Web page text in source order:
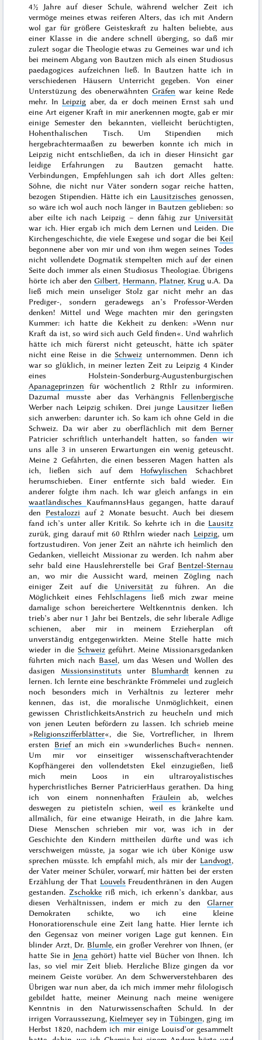
4½ Jahre auf dieser Schule, während welcher Zeit ich
vermöge meines etwas reiferen Alters, das ich mit Andern
wol gar für größere Geisteskraft zu halten beliebte, aus
einer Klasse in die andere schnell überging, so daß mir
zulezt sogar die Theologie etwas zu Gemeines war und ich
bei meinem Abgang von Bautzen mich als einen Studiosus
paedagogices aufzeichnen ließ. In Bautzen hatte ich in
verschiedenen Häusern Unterricht gegeben. Von einer
Unterstüzung des obenerwähnten Gräfen war keine Rede
mehr. In Leipzig aber, da er doch meinen Ernst sah und
eine Art eigener Kraft in mir anerkennen mogte, gab er mir
einige Semester den bekannten, vielleicht berüchtigten,
Hohenthalischen Tisch. Um Stipendien mich
hergebrachtermaaßen zu bewerben konnte ich mich in
Leipzig nicht entschließen, da ich in dieser Hinsicht gar
leidige Erfahrungen zu Bautzen gemacht hatte.
Verbindungen, Empfehlungen sah ich dort Alles gelten:
Söhne, die nicht nur Väter sondern sogar reiche hatten,
bezogen Stipendien. Hätte ich ein Lausitzisches genossen,
so wäre ich wol auch noch länger in Bautzen geblieben: so
aber eilte ich nach Leipzig – denn fähig zur Universität
war ich. Hier ergab ich mich dem Lernen und Leiden. Die
Kirchengeschichte, die viele Exegese und sogar die bei Keil
begonnene aber von mir und von ihm wegen seines Todes
nicht vollendete Dogmatik stempelten mich auf der einen
Seite doch immer als einen Studiosus Theologiae. Übrigens
hörte ich aber denGilbert, Hermann, Platner, Krug u.A. Da
ließ mich mein unseliger Stolz gar nicht mehr an das
Prediger-, sondern geradewegs an’s Professor-Werden
denken! Mittel und Wege machten mir den geringsten
Kummer: ich hatte die Kekheit zu denken: »Wenn nur
Kraft da ist, so wird sich auch Geld finden«. Und wahrlich
hätte ich mich fürerst nicht geteuscht, hätte ich später
nicht eine Reise in die Schweiz unternommen. Denn ich
war so glüklich, in meiner lezten Zeit zu Leipzig 4 Kinder
eines Holstein-Sonderburg-Augustenburgischen
Apanageprinzen für wöchentlich 2 Rthlr zu informiren.
Dazumal musste aber das Verhängnis Fellenbergische
Werber nach Leipzig schiken. Drei junge Lausitzer ließen
sich anwerben: darunter ich. So kam ich ohne Geld in die
Schweiz. Da wir aber zu oberflächlich mit dem Berner
Patricier schriftlich unterhandelt hatten, so fanden wir
uns alle 3 in unseren Erwartungen ein wenig geteuscht.
Meine 2 Gefährten, die einen besseren Magen hatten als
ich, ließen sich auf dem Hofwylischen Schachbret
herumschieben. Einer entfernte sich bald wieder. Ein
anderer folgte ihm nach. Ich war gleich anfangs in ein
waatländisches KaufmannsHaus gegangen, hatte darauf
den Pestalozzi auf 2 Monate besucht. Auch bei diesem
fand ich’s unter aller Kritik. So kehrte ich in die Lausitz
zurük, ging darauf mit 60 Rthlrn wieder nach Leipzig, um
fortzustudiren. Von jener Zeit an nährte ich heimlich den
Gedanken, vielleicht Missionar zu werden. Ich nahm aber
sehr bald eine Hauslehrerstelle bei Graf Bentzel-Sternau
an, wo mir die Aussicht ward, meinen Zögling nach
einiger Zeit auf die Universität zu führen. An die
Möglichkeit eines Fehlschlagens ließ mich zwar meine
damalige schon bereichertere Weltkenntnis denken. Ich
trieb’s aber nur 1 Jahr bei Bentzels, die sehr liberale Adlige
schienen, aber mir in meinem Erzieherplan oft
unverständig entgegenwirkten. Meine Stelle hatte mich
wieder in die Schweizgeführt. Meine Missionarsgedanken
führten mich nach Basel, um das Wesen und Wollen des
dasigen Missionsinstituts unter Blumhardt kennen zu
lernen. Ich lernte eine beschränkte Frömmelei und zugleich
noch besonders mich in Verhältnis zu lezterer mehr
kennen, das ist, die moralische Unmöglichkeit, einen
gewissen ChristlichkeitsAnstrich zu heucheln und mich
von jenen Leuten befördern zu lassen. Ich schrieb meine
»Religionszifferblätter«,die Sie, Vortreflicher, in Ihrem
ersten Briefan mich ein »wunderliches Buch« nennen.
Um mir vor einseitiger wissenschaftverachtender
Kopfhängerei den vollendetsten Ekel einzugießen, ließ
mich mein Loos in ein ultraroyalistisches
hyperchristliches Berner PatricierHaus gerathen. Da hing
ich von einem nonnenhaften Fräulein ab, welches
deswegen zu pietisteln schien, weil es kränkelte und
allmälich, für eine etwanige Heirath, in die Jahre kam.
Diese Menschen schrieben mir vor, was ich in der
Geschichte den Kindern mittheilen dürfte und was ich
verschweigen müsste, ja sogar wieich über Könige usw
sprechen müsste. Ich empfahl mich, als mir der Landvogt,
der Vater meiner Schüler, vorwarf, mir hätten bei der ersten
Erzählung der That Louvels Freudenthränen in den Augen
gestanden. Zschokke riß mich, ich erkenn’s dankbar, aus
diesen Verhältnissen, indem er mich zu den Glarner
Demokraten schikte, wo ich eine kleine
Honoratiorenschule eine Zeit lang hatte. Hier lernte ich
den Gegensaz von meiner vorigen Lage gut kennen. Ein
blinder Arzt, Dr. Blumle, ein großer Verehrer von Ihnen, (er
hatte Sie in Jena gehört) hatte viel Bücher von Ihnen. Ich
las, so viel mir Zeit blieb. Herzliche Blize gingen da vor
meinem Geiste vorüber. An dem Schwerverstehbaren des
Übrigen war nun aber, da ich mich immer mehr filologisch
gebildet hatte, meiner Meinung nach meine wenigere
Kenntnis in den Naturwissenschaften Schuld. In der
irrigen Vorraussezung, Kielmeyer sey in Tübingen, ging im
Herbst 1820, nachdem ich mir einige Louisd’or gesammelt